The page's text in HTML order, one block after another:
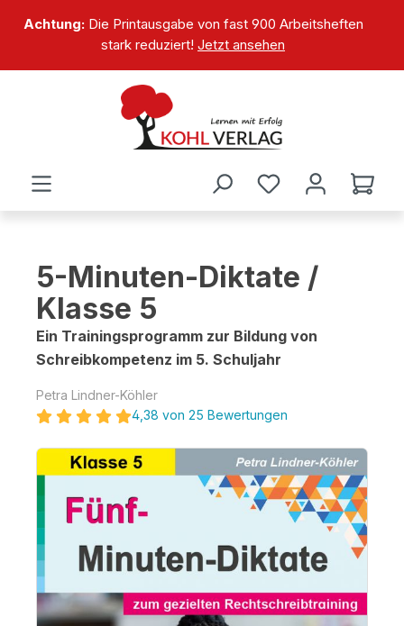
springen
Achtung:Die Printausgabe von fast 900 Arbeitsheften
stark reduziert! Jetzt ansehen
5-Minuten-Diktate /
Klasse 5
Ein Trainingsprogramm zur Bildung von
Schreibkompetenz im 5. Schuljahr
Petra Lindner-Köhler
4,38 von 25 Bewertungen
Bildergalerie überspringen